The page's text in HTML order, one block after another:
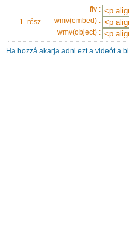
1. rész
flv :
wmv(embed) :
wmv(object) :
Ha hozzá akarja adni ezt a videót a